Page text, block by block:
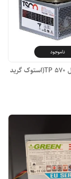
ناموجود
پاور تسکو مدل TP 570(استوک گرید